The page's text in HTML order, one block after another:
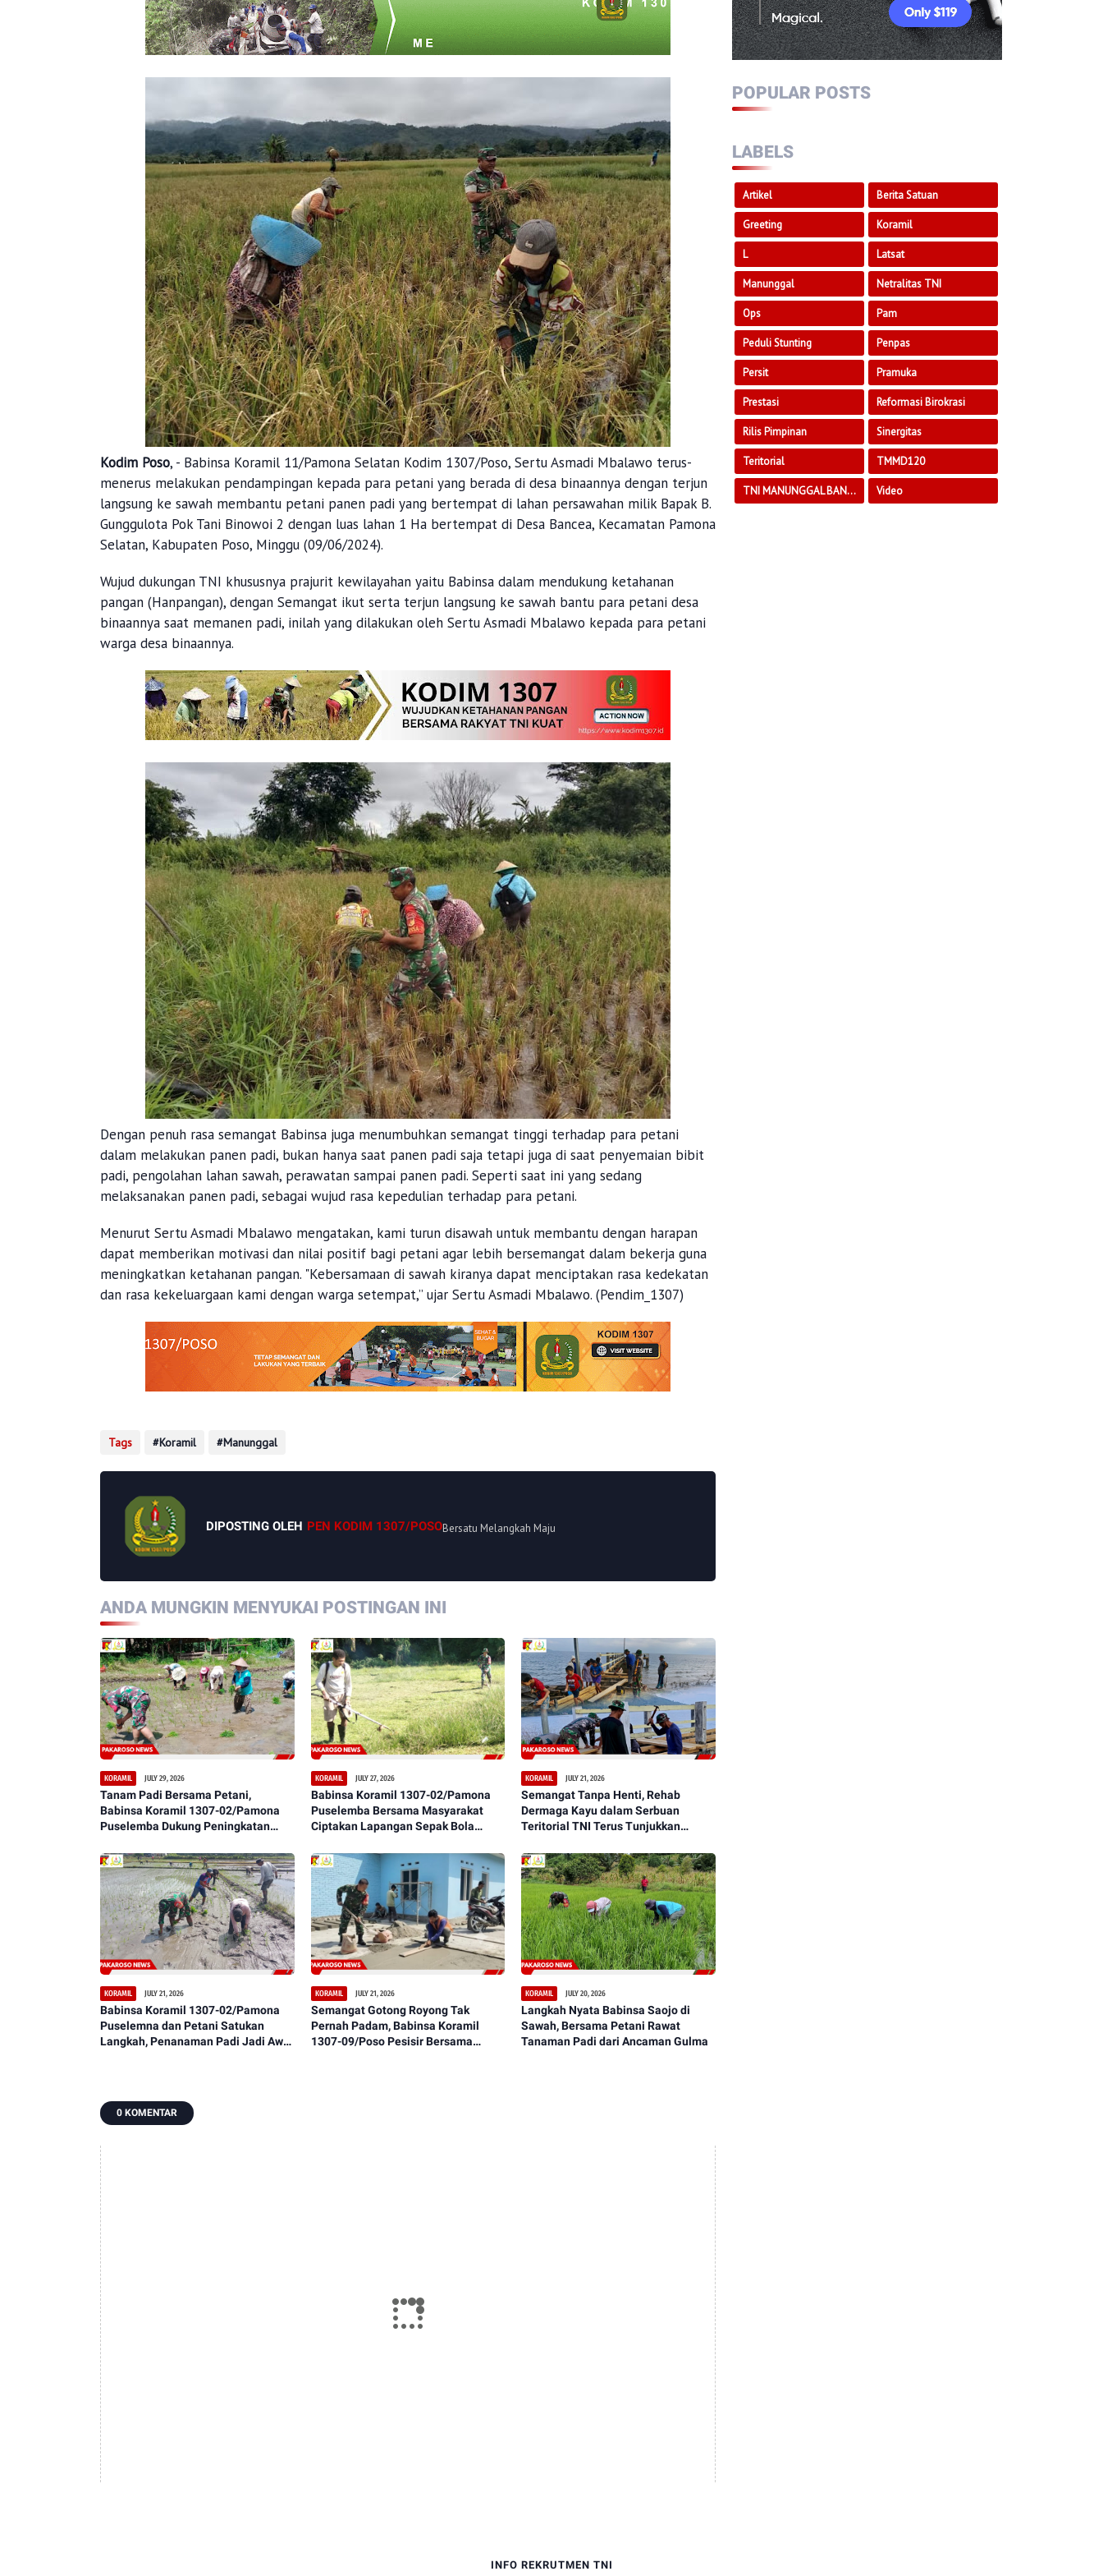
Kodim Poso, - Babinsa Koramil 11/Pamona Selatan Kodim 1307/Poso, Sertu Asmadi Mbalawo terus-
menerus melakukan pendampingan kepada para petani yang berada di desa binaannya dengan terjun
langsung ke sawah membantu petani panen padi yang bertempat di lahan persawahan milik Bapak B.
Gunggulota Pok Tani Binowoi 2 dengan luas lahan 1 Ha bertempat di Desa Bancea, Kecamatan Pamona
Selatan, Kabupaten Poso, Minggu (09/06/2024).
Wujud dukungan TNI khususnya prajurit kewilayahan yaitu Babinsa dalam mendukung ketahanan
pangan (Hanpangan), dengan Semangat ikut serta terjun langsung ke sawah bantu para petani desa
binaannya saat memanen padi, inilah yang dilakukan oleh Sertu Asmadi Mbalawo kepada para petani
warga desa binaannya.
Dengan penuh rasa semangat Babinsa juga menumbuhkan semangat tinggi terhadap para petani
dalam melakukan panen padi, bukan hanya saat panen padi saja tetapi juga di saat penyemaian bibit
padi, pengolahan lahan sawah, perawatan sampai panen padi. Seperti saat ini yang sedang
melaksanakan panen padi, sebagai wujud rasa kepedulian terhadap para petani.
Menurut Sertu Asmadi Mbalawo mengatakan, kami turun disawah untuk membantu dengan harapan
dapat memberikan motivasi dan nilai positif bagi petani agar lebih bersemangat dalam bekerja guna
meningkatkan ketahanan pangan. "Kebersamaan di sawah kiranya dapat menciptakan rasa kedekatan
dan rasa kekeluargaan kami dengan warga setempat,” ujar Sertu Asmadi Mbalawo. (Pendim_1307)
Tags Koramil Manunggal
DIPOSTING OLEH PEN KODIM 1307/POSOBersatu Melangkah Maju
ANDA MUNGKIN MENYUKAI POSTINGAN INI
KORAMIL JULY 29, 2026
Tanam Padi Bersama Petani,
Babinsa Koramil 1307-02/Pamona
Puselemba Dukung Peningkatan
KORAMIL JULY 27, 2026
Babinsa Koramil 1307-02/Pamona
Puselemba Bersama Masyarakat
Ciptakan Lapangan Sepak Bola
KORAMIL JULY 21, 2026
Semangat Tanpa Henti, Rehab
Dermaga Kayu dalam Serbuan
Teritorial TNI Terus Tunjukkan
KORAMIL JULY 21, 2026
Babinsa Koramil 1307-02/Pamona
Puselemna dan Petani Satukan
Langkah, Penanaman Padi Jadi Awal
KORAMIL JULY 21, 2026
Semangat Gotong Royong Tak
Pernah Padam, Babinsa Koramil
1307-09/Poso Pesisir Bersama
KORAMIL JULY 20, 2026
Langkah Nyata Babinsa Saojo di
Sawah, Bersama Petani Rawat
Tanaman Padi dari Ancaman Gulma
0 KOMENTAR
POPULAR POSTS
LABELS
Artikel Berita Satuan
Greeting Koramil
L Latsat
Manunggal Netralitas TNI
Ops Pam
Peduli Stunting Penpas
Persit Pramuka
Prestasi Reformasi Birokrasi
Rilis Pimpinan Sinergitas
Teritorial TMMD120
TNI MANUNGGAL BANGUN DESA Video
INFO REKRUTMEN TNI